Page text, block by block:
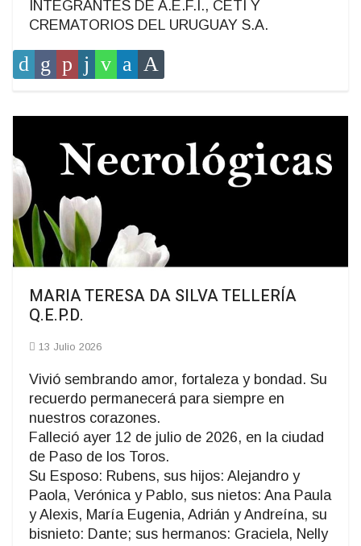
INTEGRANTES DE A.E.F.I., CETI Y
CREMATORIOS DEL URUGUAY S.A.
MARIA TERESA DA SILVA TELLERÍA
Q.E.P.D.
13 Julio 2026
Vivió sembrando amor, fortaleza y bondad. Su
recuerdo permanecerá para siempre en
nuestros corazones.
Falleció ayer 12 de julio de 2026, en la ciudad
de Paso de los Toros.
Su Esposo: Rubens, sus hijos: Alejandro y
Paola, Verónica y Pablo, sus nietos: Ana Paula
y Alexis, María Eugenia, Adrián y Andreína, su
bisnieto: Dante; sus hermanos: Graciela, Nelly